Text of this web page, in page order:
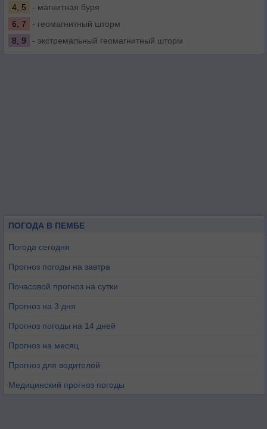
4, 5
- магнитная буря
6, 7
- геомагнитный шторм
8, 9
- экстремальный геомагнитный шторм
ПОГОДА В ПЕМБЕ
Погода сегодня
Прогноз погоды на завтра
Почасовой прогноз на сутки
Прогноз на 3 дня
Прогноз погоды на 14 дней
Прогноз на месяц
Прогноз для водителей
Медицинский прогноз погоды